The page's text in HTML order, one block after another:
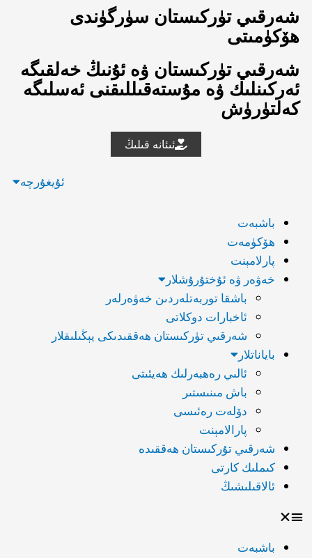
شەرقىي تۈركىستان سۈرگۈندى
ھۆكۈمىتى
شەرقىي تۈركىستان ۋە ئۇنىڭ خەلقىگە
ئەركىنلىك ۋە مۇستەقىللىقنى ئەسلىگە
كەلتۈرۈش
ئىئانە قىلىڭ
ئۇيغۇرچە
English
باشبەت
ھۆكۈمەت
پارلامېنت
خەۋەر ۋە ئۇختۇرۇشلار
باشقا توربەتلەردىن خەۋەرلەر
ئاخبارات دوكلاتى
شەرقىي تۈركىستان ھەققىدىكى يېڭىلىقلار
باياناتلار
ئالىي رەھبەرلىك ھەيئىتى
باش مىنىستىر
دۆلەت رەئىسى
پارالامېنت
شەرقىي تۇركىستان ھەققىدە
كىملىك كارتى
ئالاقىلىشىڭ
باشبەت